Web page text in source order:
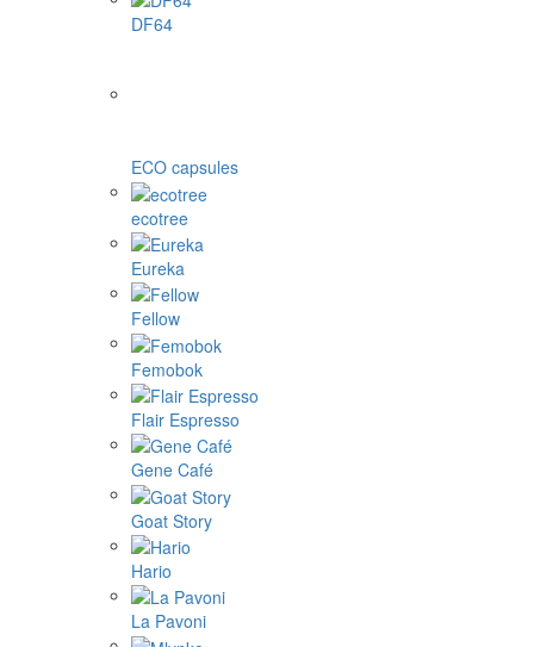
DF64
ECO capsules
ecotree
Eureka
Fellow
Femobok
Flair Espresso
Gene Café
Goat Story
Hario
La Pavoni